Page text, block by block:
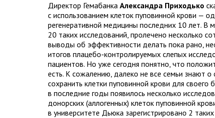
Директор ГемабанкаАлександра Приходько
с использованием клеток пуповинной крови —
регенеративной медицины последних 10 лет. В
20 таких исследований, пролечено несколько
выводы об эффективности делать пока рано,
итогов плацебо-контролируемых слепых
пациентов. Но уже сегодня понятно, что
есть. К сожалению, далеко не все семьи знают
сохранить клетки пуповинной крови для
в последние годы появилось несколько
донорских (аллогенных) клеток пуповинной
в университете Дьюка зарегистрировано 2